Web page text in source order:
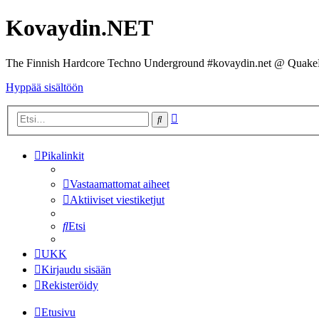
Kovaydin.NET
The Finnish Hardcore Techno Underground #kovaydin.net @
Hyppää sisältöön
Etsi
Pikalinkit
Vastaamattomat aiheet
Aktiiviset viestiketjut
Etsi
UKK
Kirjaudu sisään
Rekisteröidy
Etusivu